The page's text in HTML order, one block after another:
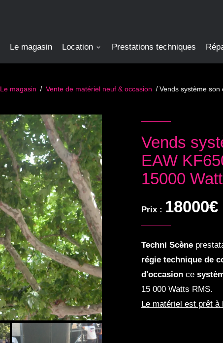
Le magasin Location Prestations techniques
Le magasin Vente de matériel neuf & occasion Vends système son
Vends
EAW
15000
Prix : 18000€
Techni Scène
régie technique de
d'occasion ce
15 000 Watts RMS.
Le matériel est prêt à